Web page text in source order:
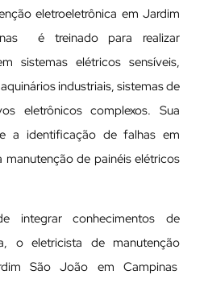
eletroeletrônica em Jardim
é treinado para realizar
sistemas elétricos sensíveis,
industriais, sistemas de
eletrônicos complexos. Sua
a identificação de falhas em
de painéis elétricos
integrar conhecimentos de
o eletricista de manutenção
São João em Campinas